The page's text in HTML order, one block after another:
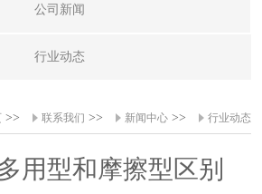
公司新闻
行业动态
>> 联系我们 >> 新闻中心 >> 行业动态
用型和摩擦型区别